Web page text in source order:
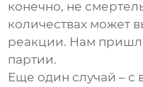
конечно, не
количествах может
реакции. Нам
партии.
Еще один случай – с